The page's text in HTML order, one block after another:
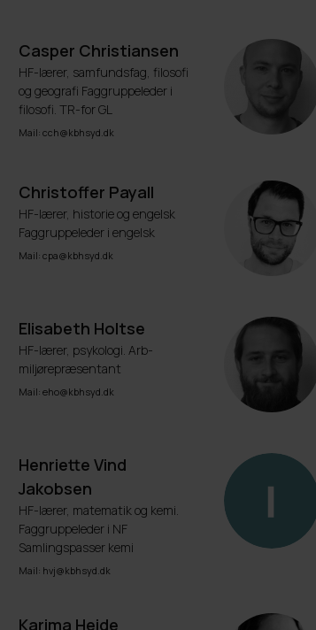
Casper Christiansen
HF-lærer, samfundsfag, filosofi
og geografi Faggruppeleder i
filosofi. TR-for GL
Mail: cch@kbhsyd.dk
Christoffer Payall
HF-lærer, historie og engelsk
Faggruppeleder i engelsk
Mail: cpa@kbhsyd.dk
Elisabeth Holtse
HF-lærer, psykologi. Arb-
miljørepræsentant
Mail: eho@kbhsyd.dk
Henriette Vind
Jakobsen
HF-lærer, matematik og kemi.
Faggruppeleder i NF
Samlingspasser kemi
Mail: hvj@kbhsyd.dk
Karima Heide